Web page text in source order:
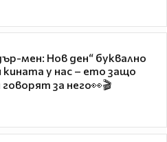
мен: Нов ден“ буквално
кината у нас – ето защо
говорят за него👀🎬